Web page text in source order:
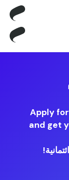
Apply
and get